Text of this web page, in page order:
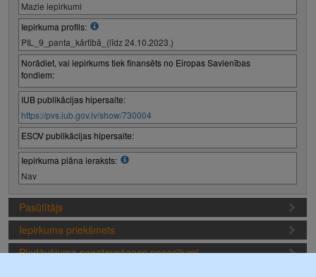
Mazie iepirkumi
Iepirkuma profils:
PIL_9_panta_kārtībā_(līdz 24.10.2023.)
Norādiet, vai iepirkums tiek finansēts no Eiropas Savienības
fondiem:
IUB publikācijas hipersaite:
https://pvs.iub.gov.lv/show/730004
ESOV publikācijas hipersaite:
Iepirkuma plāna ieraksts:
Nav
Pasūtītājs
Iepirkuma priekšmets
Piedāvājuma sagatavošanas nosacījumi